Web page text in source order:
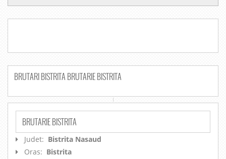
BRUTARI BISTRITA BRUTARIE BISTRITA
BRUTARIE BISTRITA
Judet: Bistrita Nasaud
Oras: Bistrita